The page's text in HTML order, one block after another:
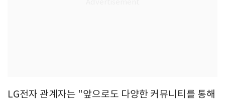
LG전자 관계자는 "앞으로도 다양한 커뮤니티를 통해